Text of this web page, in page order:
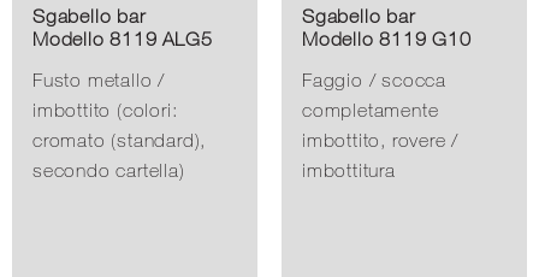
Sgabello bar
Modello 8119 ALG5
Fusto metallo /
imbottito (colori:
cromato (standard),
secondo cartella)
Sgabello bar
Modello 8119 G10
Faggio / scocca
completamente
imbottito, rovere /
imbottitura